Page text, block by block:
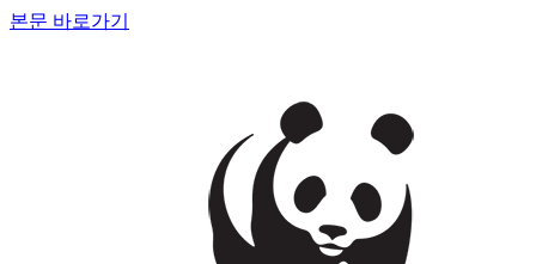
본문 바로가기